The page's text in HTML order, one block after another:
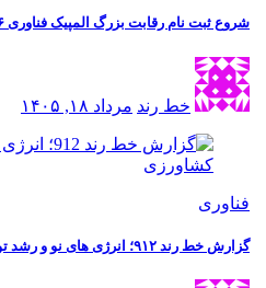
شروع ثبت نام رقابت بزرگ المپیک فناوری ۲۰۲۶
خط رند مرداد ۱۸, ۱۴۰۵
فناوری
گزارش خط رند ۹۱۲؛ انرژی های نو و رشد تولید کشاورزی